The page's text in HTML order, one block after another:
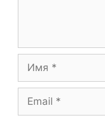
Имя
Email